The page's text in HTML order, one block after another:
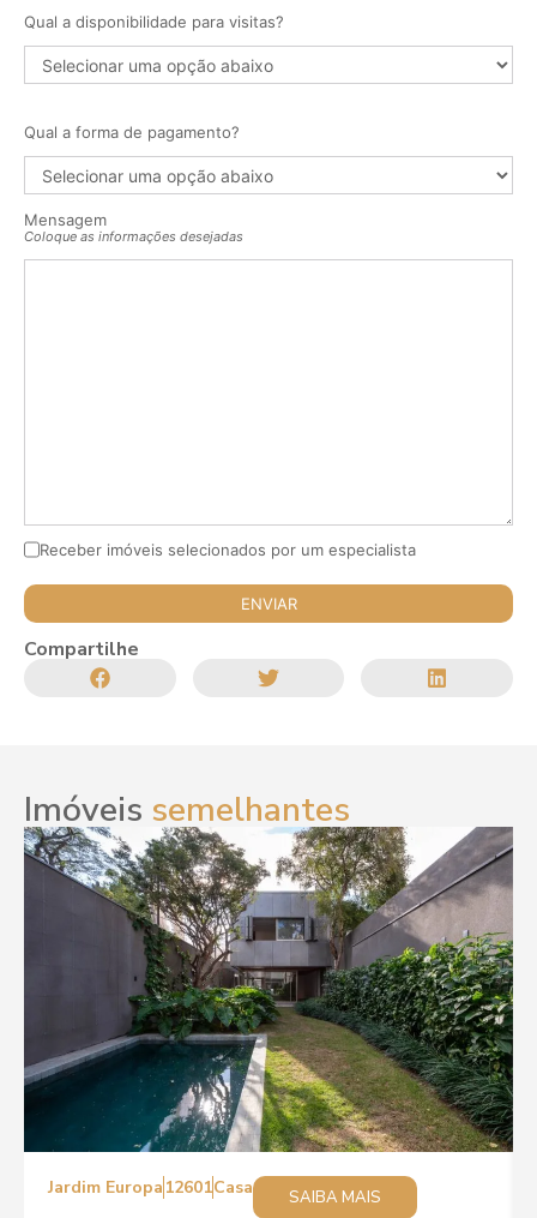
Qual a disponibilidade para visitas?
Qual a forma de pagamento?
Mensagem
Coloque as informações desejadas
Receber imóveis selecionados por um especialista
Compartilhe
Imóveis semelhantes
Jardim Europa 12601Casa
SAIBA MAIS